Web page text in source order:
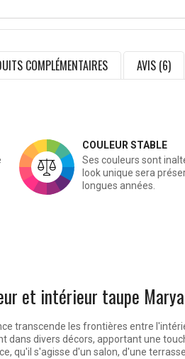
COMPLÉMENTAIRES AVIS (6)
COULEUR STABLE
Ses couleurs sont
look unique sera
longues années.
et intérieur taupe Marya
transcende les frontières entre
divers décors, apportant une
qu'il s'agisse d'un salon, d'une